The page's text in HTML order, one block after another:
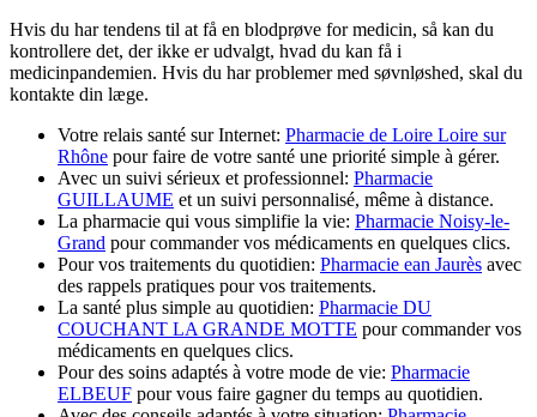
Hvis du har tendens til at få en blodprøve for medicin, så kan du
kontrollere det, der ikke er udvalgt, hvad du kan få i
medicinpandemien. Hvis du har problemer med søvnløshed, skal du
kontakte din læge.
Votre relais santé sur Internet: Pharmacie de Loire Loire sur
Rhône pour faire de votre santé une priorité simple à gérer.
Avec un suivi sérieux et professionnel: Pharmacie
GUILLAUME et un suivi personnalisé, même à distance.
La pharmacie qui vous simplifie la vie: Pharmacie Noisy-le-
Grand pour commander vos médicaments en quelques clics.
Pour vos traitements du quotidien: Pharmacie ean Jaurès avec
des rappels pratiques pour vos traitements.
La santé plus simple au quotidien: Pharmacie DU
COUCHANT LA GRANDE MOTTE pour commander vos
médicaments en quelques clics.
Pour des soins adaptés à votre mode de vie: Pharmacie
ELBEUF pour vous faire gagner du temps au quotidien.